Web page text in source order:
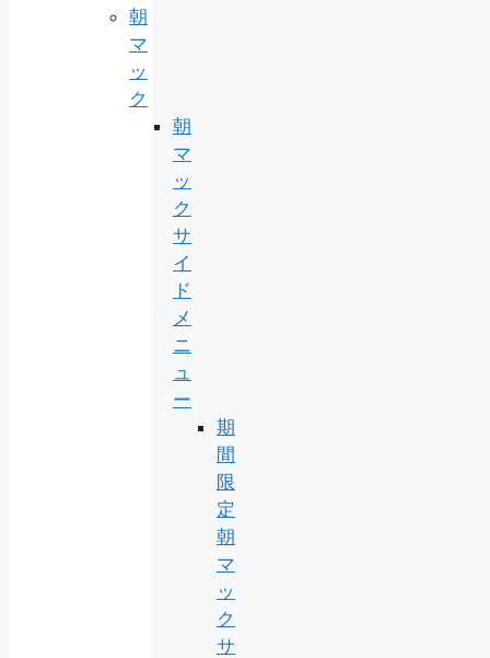
朝
マ
ッ
ク
朝
マ
ッ
ク
サ
イ
ド
メ
ニ
ュ
ー
期
間
限
定
朝
マ
ッ
ク
サ